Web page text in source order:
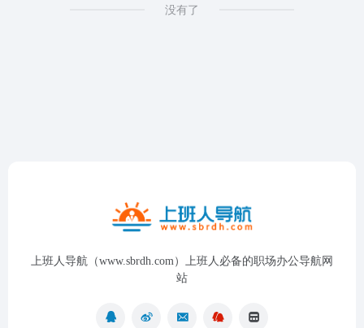
没有了
上班人导航（www.sbrdh.com）上班人必备的职场办公导航网
站